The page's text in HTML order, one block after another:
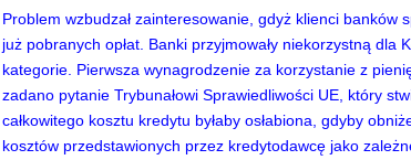
Problem wzbudzał zainteresowanie, gdyż klienci
już pobranych opłat. Banki przyjmowały niekorzystną dla
kategorie. Pierwsza wynagrodzenie za korzystanie z
zadano pytanie Trybunałowi Sprawiedliwości UE, który
całkowitego kosztu kredytu byłaby osłabiona, gdyby
kosztów przedstawionych przez kredytodawcę jako